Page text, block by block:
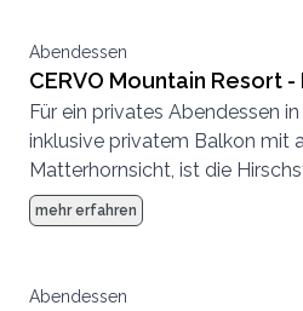
Abendessen
CERVO Mountain Resort
Hirschstube
Für ein privates Abendessen
inklusive privatem Balkon mit
Matterhornsicht, ist die
Madre Nostra der perfekte Ort.
mehr erfahren
Abendessen